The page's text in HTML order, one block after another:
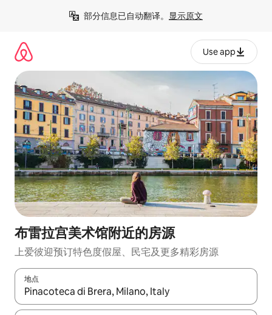
部分信息已自动翻译。 显示原文
Use app
布雷拉宫美术馆附近的房源
上爱彼迎预订特色度假屋、民宅及更多精彩房源
地点
如有搜索结果，请使用上下方向键查看，或通过点击或滑动手势